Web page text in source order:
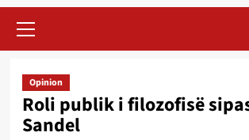
Menu
Opinion
Roli publik i filozofisë
Sandel